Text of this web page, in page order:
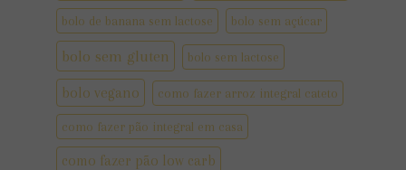
bolo de banana sem lactose bolo sem açúcar
bolo sem gluten bolo sem lactose
bolo vegano como fazer arroz integral cateto
como fazer pão integral em casa
como fazer pão low carb